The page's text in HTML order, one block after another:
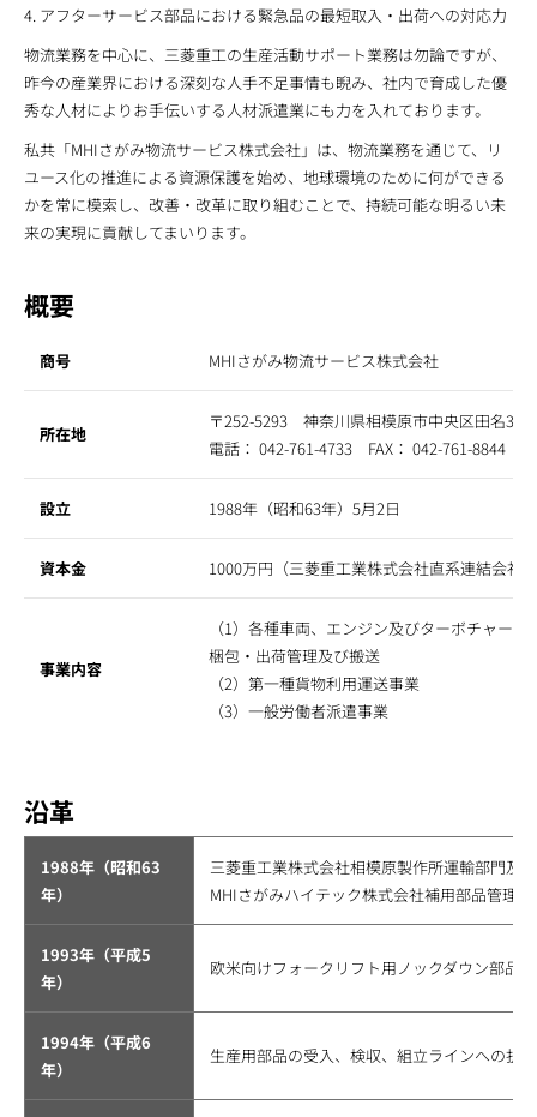
アフターサービス部品における緊急品の最短取入・出荷への対応力
物流業務を中心に、三菱重工の生産活動サポート業務は勿論ですが、
昨今の産業界における深刻な人手不足事情も睨み、社内で育成した優
秀な人材によりお手伝いする人材派遣業にも力を入れております。
私共「MHIさがみ物流サービス株式会社」は、物流業務を通じて、リ
ユース化の推進による資源保護を始め、地球環境のために何ができる
かを常に模索し、改善・改革に取り組むことで、持続可能な明るい未
来の実現に貢献してまいります。
概要
商号 MHIさがみ物流サービス株式会社
所在地
〒252-5293 神奈川県相模原市中央区田名
電話： 042-761-4733 FAX： 042-761-8844
設立 1988年（昭和63年）5月2日
資本金 1000万円（三菱重工業株式会社直系連結会社）
事業内容
（1）各種車両、エンジン及びターボチャー
梱包・出荷管理及び搬送
（2）第一種貨物利用運送事業
（3）一般労働者派遣事業
沿革
1988年（昭和63
年）
三菱重工業株式会社相模原製作所運輸部門及
MHIさがみハイテック株式会社補用部品管理
1993年（平成5
年）
欧米向けフォークリフト用ノックダウン部品
1994年（平成6
年）
生産用部品の受入、検収、組立ラインへの払